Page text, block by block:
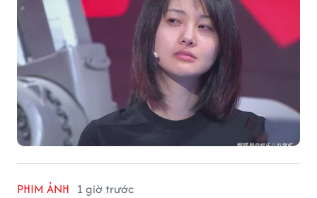
PHIM ẢNH 1 giờ trước